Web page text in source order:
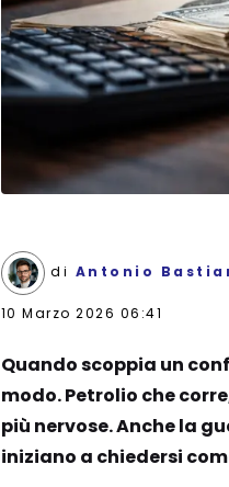
di Antonio
10 Marzo 2026 06:41
Quando scoppia un
modo. Petrolio che
più nervose. Anche la
iniziano a chiedersi